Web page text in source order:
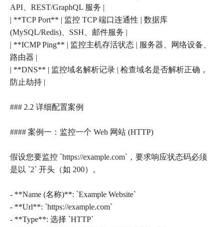
API、REST/GraphQL 服务 |
| **TCP Port** | 监控 TCP 端口连通性 | 数据库
(MySQL/Redis)、SSH、邮件服务 |
| **ICMP Ping** | 监控主机存活状态 | 服务器、网络设备、
路由器 |
| **DNS** | 监控域名解析记录 | 检查域名是否解析正确，
防止劫持 |
### 2.2 详细配置案例
#### 案例一：监控一个 Web 网站 (HTTP)
假设您要监控 `https://example.com`，要求响应状态码必须
是以 `2` 开头（如 200）。
- **Name (名称)**: `Example Website`
- **Url**: `https://example.com`
- **Type**: 选择 `HTTP`